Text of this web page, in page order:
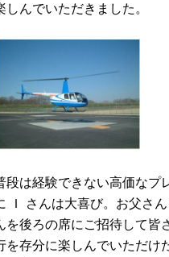
しんでいただきました。
段は経験できない高価なプ
Ｉ さんは大喜び。お父さ
を後ろの席にご招待して皆
を存分に楽しんでいただけ